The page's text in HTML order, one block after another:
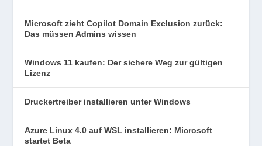
Microsoft zieht Copilot Domain Exclusion zurück:
Das müssen Admins wissen
Windows 11 kaufen: Der sichere Weg zur gültigen
Lizenz
Druckertreiber installieren unter Windows
Azure Linux 4.0 auf WSL installieren: Microsoft
startet Beta